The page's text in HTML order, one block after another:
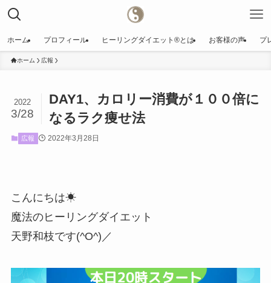
ホーム プロフィール ヒーリングダイエット®️とは お客様の声 プ
ホーム 広報
DAY1、カロリー消費が１００倍に
なるラク痩せ法
2022
3/28
広報 2022年3月28日
こんにちは☀
魔法のヒーリングダイエット
天野和枝です(^O^)／